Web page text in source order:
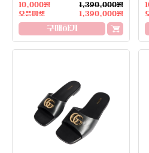
10,000원
1,390,000원
오픈마켓
1,390,000원
구매하기